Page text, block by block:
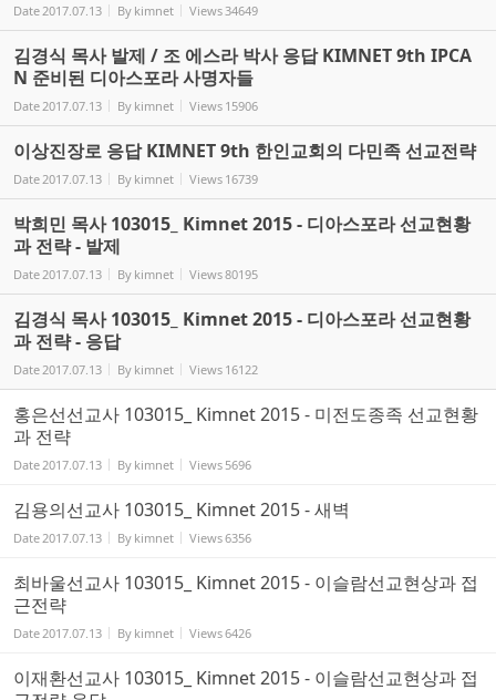
Date 2017.07.13 By kimnet Views 34649
김경식 목사 발제 / 조 에스라 박사 응답 KIMNET 9th IPCA
N 준비된 디아스포라 사명자들
Date 2017.07.13 By kimnet Views 15906
이상진장로 응답 KIMNET 9th 한인교회의 다민족 선교전략
Date 2017.07.13 By kimnet Views 16739
박희민 목사 103015_ Kimnet 2015 - 디아스포라 선교현황
과 전략 - 발제
Date 2017.07.13 By kimnet Views80195
김경식 목사 103015_ Kimnet 2015 - 디아스포라 선교현황
과 전략 - 응답
Date 2017.07.13 By kimnet Views 16122
홍은선선교사 103015_ Kimnet 2015 - 미전도종족 선교현황
과 전략
Date 2017.07.13 By kimnet Views 5696
김용의선교사 103015_ Kimnet 2015 - 새벽
Date 2017.07.13 By kimnet Views6356
최바울선교사 103015_ Kimnet 2015 - 이슬람선교현상과 접
근전략
Date 2017.07.13 By kimnet Views6426
이재환선교사 103015_ Kimnet 2015 - 이슬람선교현상과 접